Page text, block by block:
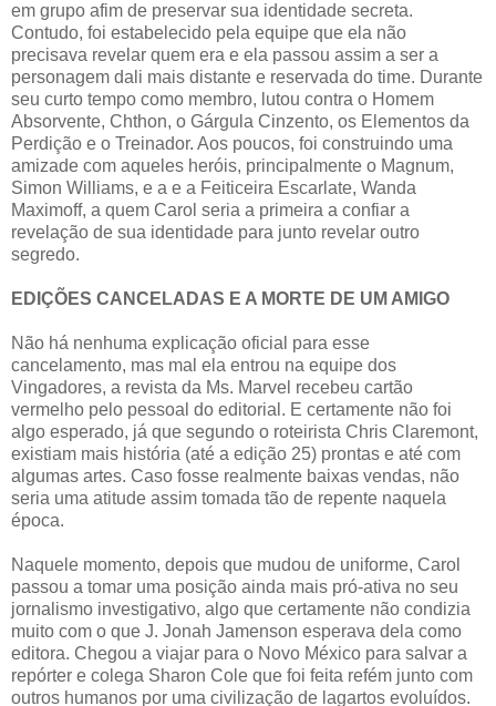
em grupo afim de preservar sua identidade secreta.
Contudo, foi estabelecido pela equipe que ela não
precisava revelar quem era e ela passou assim a ser a
personagem dali mais distante e reservada do time. Durante
seu curto tempo como membro, lutou contra o Homem
Absorvente, Chthon, o Gárgula Cinzento, os Elementos da
Perdição e o Treinador. Aos poucos, foi construindo uma
amizade com aqueles heróis, principalmente o Magnum,
Simon Williams, e a e a Feiticeira Escarlate, Wanda
Maximoff, a quem Carol seria a primeira a confiar a
revelação de sua identidade para junto revelar outro
segredo.
EDIÇÕES CANCELADAS E A MORTE DE UM AMIGO
Não há nenhuma explicação oficial para esse
cancelamento, mas mal ela entrou na equipe dos
Vingadores, a revista da Ms. Marvel recebeu cartão
vermelho pelo pessoal do editorial. E certamente não foi
algo esperado, já que segundo o roteirista Chris Claremont,
existiam mais história (até a edição 25) prontas e até com
algumas artes. Caso fosse realmente baixas vendas, não
seria uma atitude assim tomada tão de repente naquela
época.
Naquele momento, depois que mudou de uniforme, Carol
passou a tomar uma posição ainda mais pró-ativa no seu
jornalismo investigativo, algo que certamente não condizia
muito com o que J. Jonah Jamenson esperava dela como
editora. Chegou a viajar para o Novo México para salvar a
repórter e colega Sharon Cole que foi feita refém junto com
outros humanos por uma civilização de lagartos evoluídos.